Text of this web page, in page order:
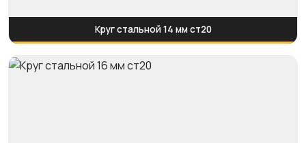
Круг стальной 14 мм ст20